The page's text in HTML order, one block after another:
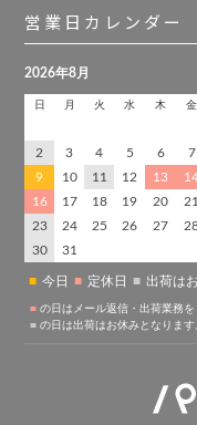
営業日カレンダー